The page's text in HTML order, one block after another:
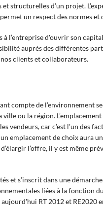
structurelles d’un projet.
un respect des normes et
l’entreprise d'ouvrir son
auprès des différentes
clients et collaborateurs.
compte de l’environnement
ville ou la région.
vendeurs, car c’est l'un des
emplacement de choix aura
l’offre, il y est même
et s’inscrit dans une
liées à la fonction
RT 2012 et RE2020